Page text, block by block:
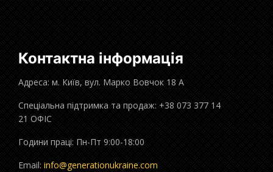
Контактна інформація
Адреса: м. Київ, вул. Марко Вовчок 18 А
Спеціальна підтримка та продаж: +38 073 377 14
21 ОФІС
Години праці: Пн-Пт 9:00-18:00
Email: info@generationukraine.com